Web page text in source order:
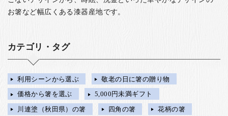
お箸など幅広くある漆器産地です。
カテゴリ・タグ
利用シーンから選ぶ
敬老の日に箸の贈り物
価格から箸を選ぶ
5,000円未満ギフト
川連塗（秋田県）の箸
四角の箸
花柄の箸